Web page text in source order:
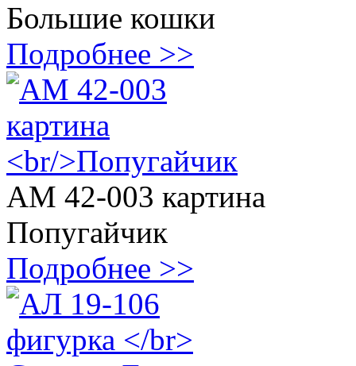
Большие кошки
Подробнее >>
АМ 42-003 картина
Попугайчик
Подробнее >>